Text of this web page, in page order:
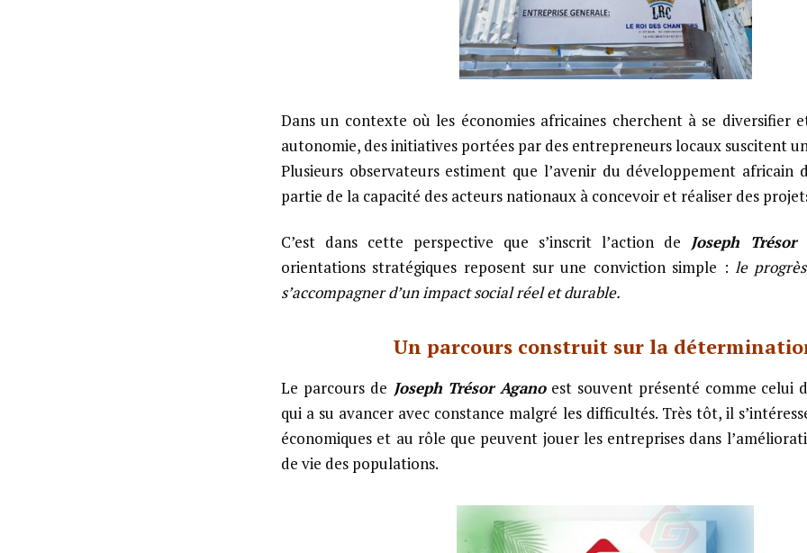
Dans un contexte où les économies africaines cherchent à se diversifier
autonomie, des initiatives portées par des entrepreneurs locaux suscitent
Plusieurs observateurs estiment que l’avenir du développement africain
partie de la capacité des acteurs nationaux à concevoir et réaliser des
C’est dans cette perspective que s’inscrit l’action de Joseph Trésor
orientations stratégiques reposent sur une conviction simple : le
s’accompagner d’un impact social réel et durable.
Un parcours construit sur la
Le parcours de Joseph Trésor Agano est souvent présenté comme celui
qui a su avancer avec constance malgré les difficultés. Très tôt, il
économiques et au rôle que peuvent jouer les entreprises dans
de vie des populations.